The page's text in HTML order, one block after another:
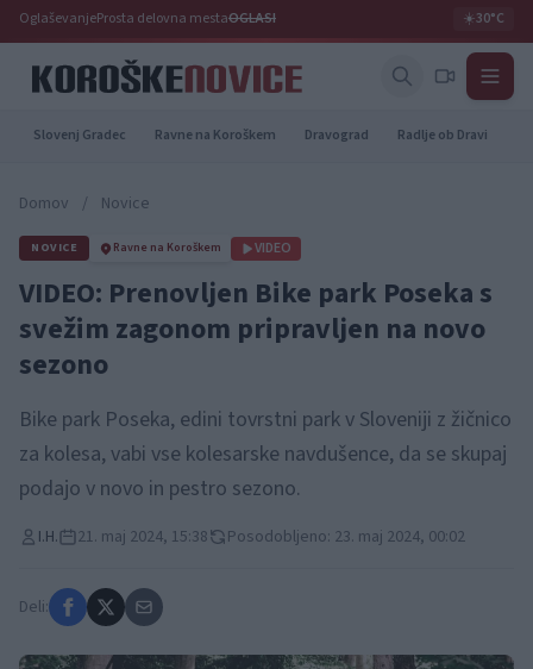
OglaševanjeProsta delovna mestaOGLASI ☀️30°C
Slovenj Gradec Ravne na Koroškem Dravograd Radlje ob Dravi
Domov / Novice
NOVICE Ravne na Koroškem VIDEO
VIDEO: Prenovljen Bike park Poseka s
svežim zagonom pripravljen na novo
sezono
Bike park Poseka, edini tovrstni park v Sloveniji z žičnico
za kolesa, vabi vse kolesarske navdušence, da se skupaj
podajo v novo in pestro sezono.
I.H. 21. maj 2024, 15:38 Posodobljeno: 23. maj 2024, 00:02
Deli: